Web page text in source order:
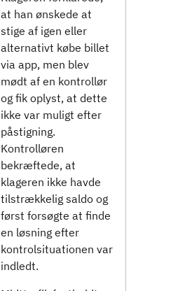
at han ønskede at
stige af igen eller
alternativt købe billet
via app, men blev
mødt af en kontrollør
og fik oplyst, at dette
ikke var muligt efter
påstigning.
Kontrolløren
bekræftede, at
klageren ikke havde
tilstrækkelig saldo og
først forsøgte at finde
en løsning efter
kontrolsituationen var
indledt.